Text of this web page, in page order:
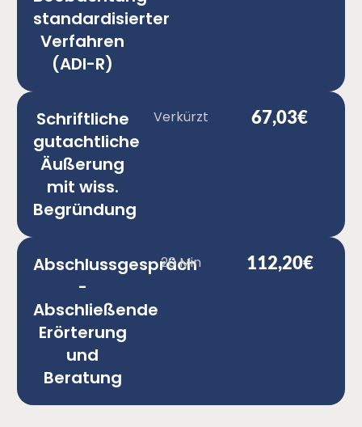
standardisierter
Verfahren
(ADI-R)
Schriftliche
gutachtliche
Äußerung
mit wiss.
Begründung
Verkürzt 67,03€
Abschlussgespräch
-
Abschließende
Erörterung
und
Beratung
20 Min 112,20€